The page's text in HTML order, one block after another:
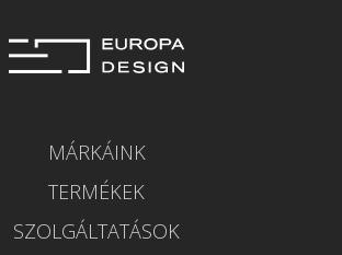
MÁRKÁINK
TERMÉKEK
SZOLGÁLTATÁSOK